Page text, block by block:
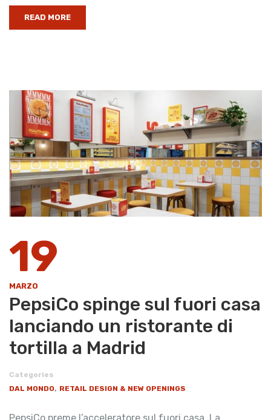
READ MORE
19
MARZO
PepsiCo spinge sul fuori casa
lanciando un ristorante di
tortilla a Madrid
Categories
DAL MONDO, RETAIL DESIGN & NEW OPENINGS